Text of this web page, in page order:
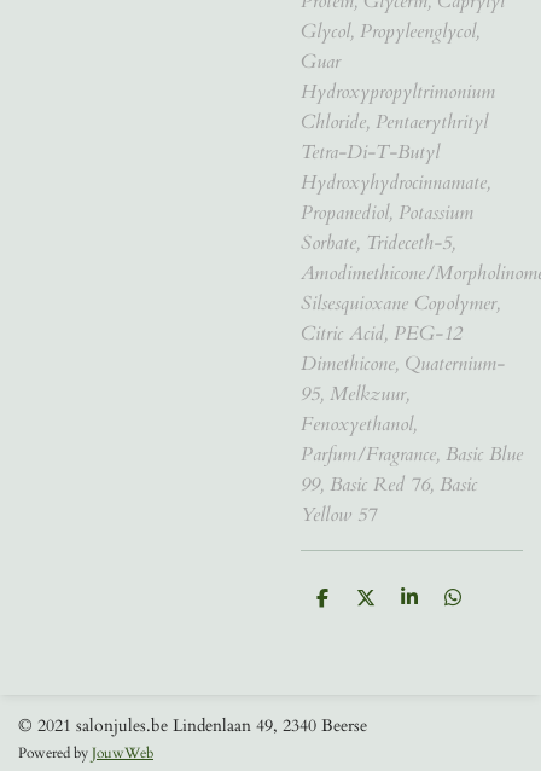
Glycol, Propyleenglycol,
Guar
Hydroxypropyltrimonium
Chloride, Pentaerythrityl
Tetra-Di-T-Butyl
Hydroxyhydrocinnamate,
Propanediol, Potassium
Sorbate, Trideceth-5,
Amodimethicone/
Silsesquioxane Copolymer,
Citric Acid, PEG-12
Dimethicone, Quaternium-
95, Melkzuur,
Fenoxyethanol,
Parfum/Fragrance, Basic Blue
99, Basic Red 76, Basic
Yellow 57
D
D
S
D
© 2021 salonjules.be Lindenlaan 49, 2340 Beerse
Powered byJouwWeb